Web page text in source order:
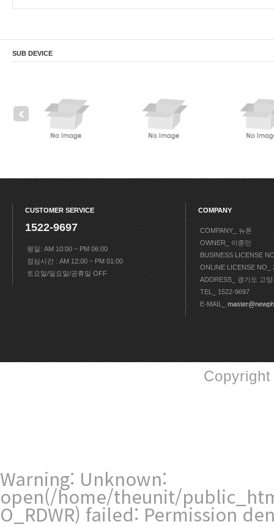
SUB DEVICE
CUSTOMER SERVICE
1522-9697
평일: AM 10:00 ~ PM 06:00
점심시간 : AM 12:00 ~ PM 01:00
토요일/일요일/공휴일 OFF
COMPANY
COMPANY_ 뉴폰
OWNER_ 이종민
BUSINESS LICENSE
ONLINE LICENSE NO_
ADDRESS_ 경기도 고
TEL_ 1522-9697
E-MAIL_
Warning: Unknown:
open(/home/theunit/
O_RDWR) failed: Permission